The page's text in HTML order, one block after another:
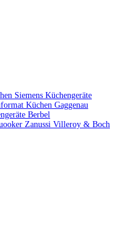
Siemens Küchengeräte
Küchen Gaggenau
Berbel
Zanussi Villeroy & Boch